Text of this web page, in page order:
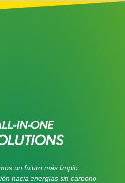
un futuro más limpio.
hacia energías sin carbono